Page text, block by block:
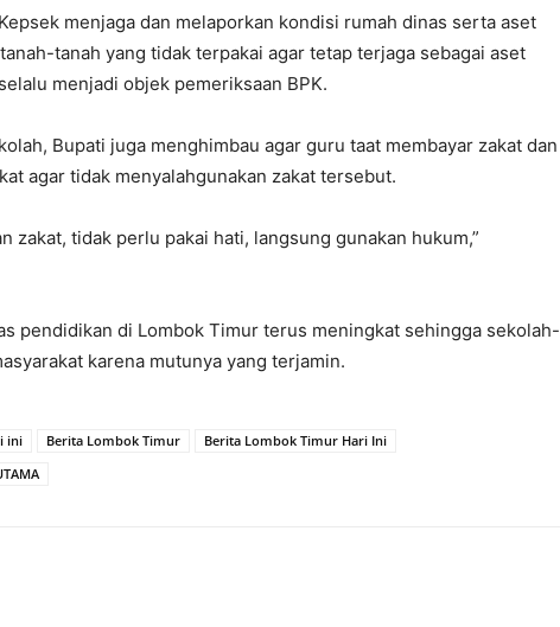
menjaga dan melaporkan kondisi rumah dinas serta aset
tanah yang tidak terpakai agar tetap terjaga sebagai aset
menjadi objek pemeriksaan BPK.
Bupati juga menghimbau agar guru taat membayar zakat dan
agar tidak menyalahgunakan zakat tersebut.
zakat, tidak perlu pakai hati, langsung gunakan hukum,”
pendidikan di Lombok Timur terus meningkat sehingga sekolah-
karena mutunya yang terjamin.
ini Berita Lombok Timur
Berita Lombok Timur Hari Ini